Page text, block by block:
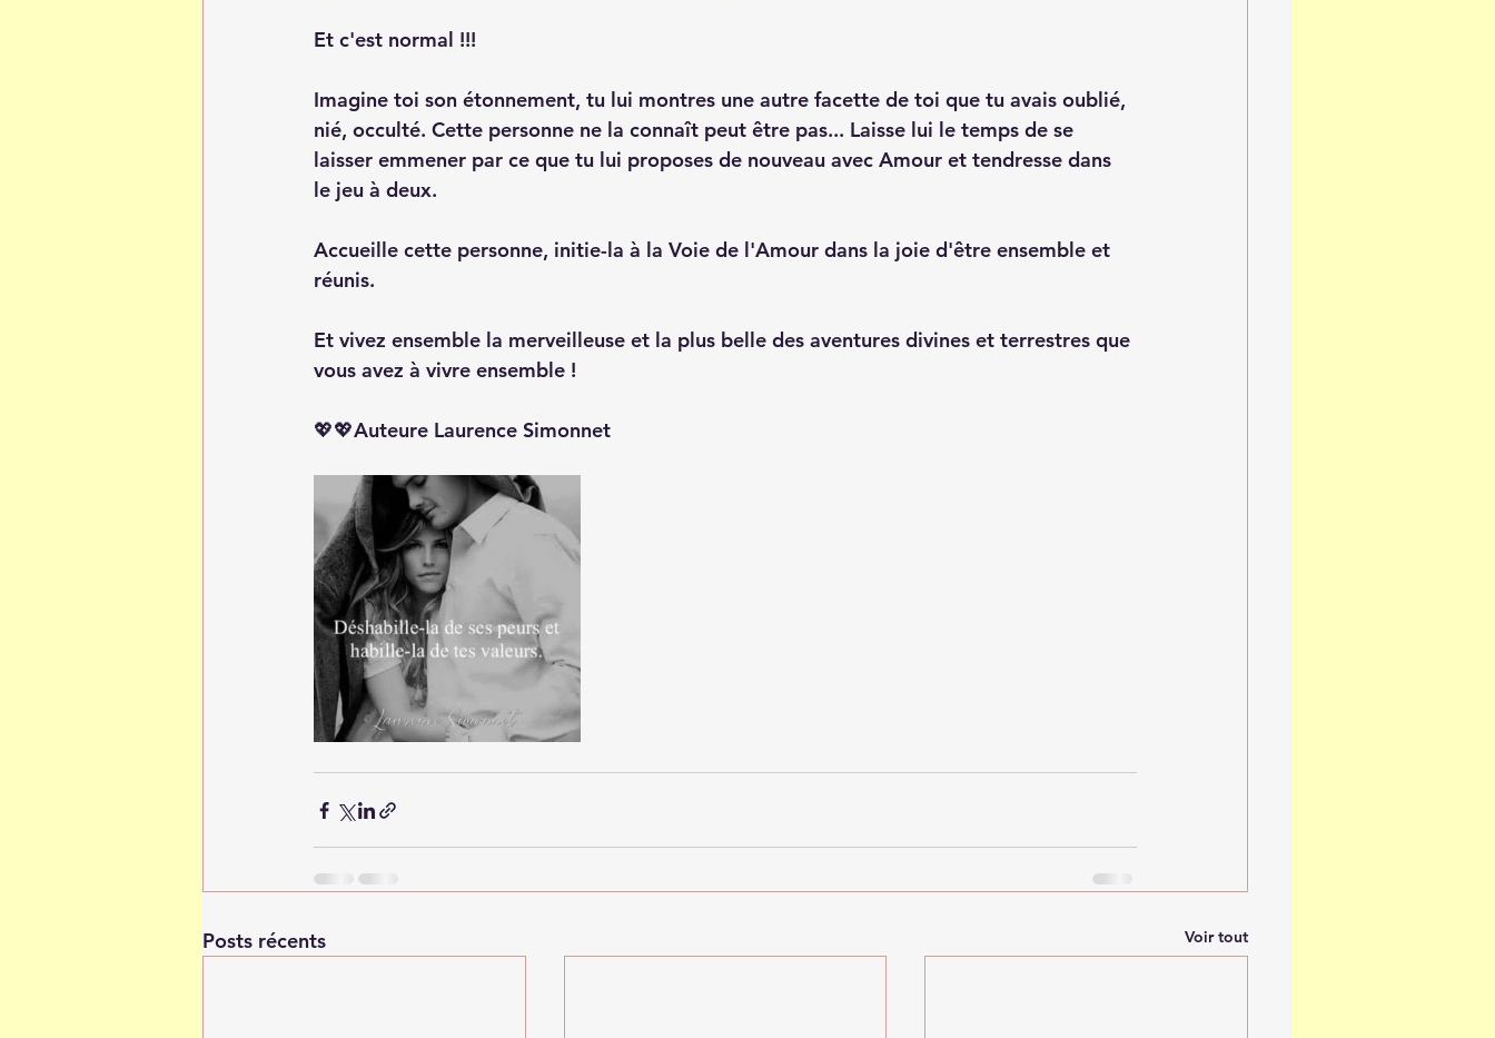
Et c'est normal !!!
Imagine toi son étonnement, tu lui montres une autre facette de toi que tu avais oublié,
nié, occulté. Cette personne ne la connaît peut être pas... Laisse lui le temps de se
laisser emmener par ce que tu lui proposes de nouveau avec Amour et tendresse dans
le jeu à deux.
Accueille cette personne, initie-la à la Voie de l'Amour dans la joie d'être ensemble et
réunis.
Et vivez ensemble la merveilleuse et la plus belle des aventures divines et terrestres que
vous avez à vivre ensemble !
💖💖Auteure Laurence Simonnet
Posts récents Voir tout